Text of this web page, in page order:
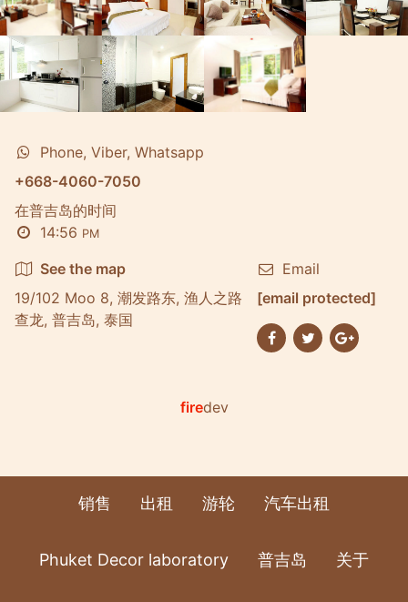
Phone, Viber, Whatsapp
+668-4060-7050
在普吉岛的时间
14:56 PM
See the map
19/102 Moo 8, 潮发路东, 渔人之路
查龙, 普吉岛, 泰国
Email
[email protected]
firedev
销售 出租 游轮 汽车出租
Phuket Decor laboratory 普吉岛 关于